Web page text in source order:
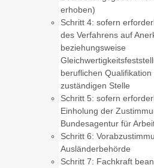
erhoben)
Schritt 4: sofern
des Verfahrens auf
beziehungsweise
beruflichen
zuständigen Stelle
Schritt 5: sofern
Einholung der
Bundesagentur für
Schritt 6:
Ausländerbehörde
Schritt 7: Fachkraft